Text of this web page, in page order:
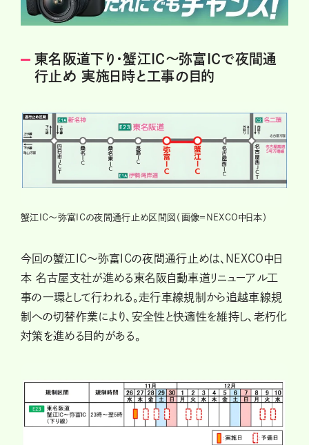
東名阪道下り・蟹江IC〜弥富ICで夜間通
行止め 実施日時と工事の目的
蟹江IC〜弥富ICの夜間通行止め区間図（画像＝NEXCO中日本）
今回の蟹江IC〜弥富ICの夜間通行止めは、NEXCO中日
本 名古屋支社が進める東名阪自動車道リニューアル工
事の一環として行われる。走行車線規制から追越車線規
制への切替作業により、安全性と快適性を維持し、老朽化
対策を進める目的がある。